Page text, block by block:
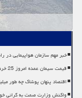
خبر مهم سازمان هواپیمایی در
قیمت سیمان عمده امروز 25 خرداد 1405
اقتصاد پنهان پوشاک چه طور
واکنش وزارت صمت به گرانی